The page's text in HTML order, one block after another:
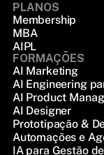
PLANOS
Membership
MBA
AIPL
FORMAÇÕES
AI Marketing
AI Engineering
AI Product
AI Designer
Prototipação &
Automações e
IA para Gestão